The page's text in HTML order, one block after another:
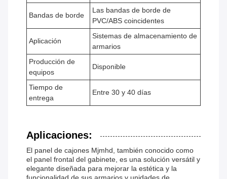
Bandas de borde
Las bandas de borde de
PVC/ABS coincidentes
Aplicación
Sistemas de almacenamiento de
armarios
Producción de
equipos
Disponible
Tiempo de
entrega
Entre 30 y 40 días
Aplicaciones:
El panel de cajones Mjmhd, también conocido como
el panel frontal del gabinete, es una solución versátil y
elegante diseñada para mejorar la estética y la